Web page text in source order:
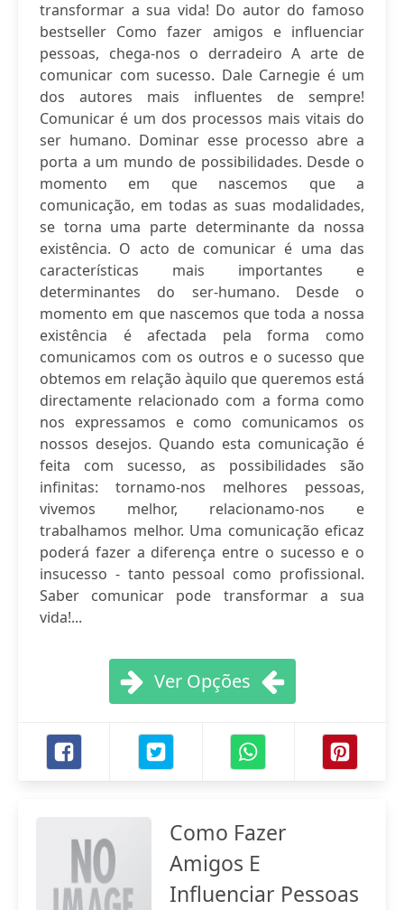
transformar a sua vida! Do autor do famoso
bestseller Como fazer amigos e influenciar
pessoas, chega-nos o derradeiro A arte de
comunicar com sucesso. Dale Carnegie é um
dos autores mais influentes de sempre!
Comunicar é um dos processos mais vitais do
ser humano. Dominar esse processo abre a
porta a um mundo de possibilidades. Desde o
momento em que nascemos que a
comunicação, em todas as suas modalidades,
se torna uma parte determinante da nossa
existência. O acto de comunicar é uma das
características mais importantes e
determinantes do ser-humano. Desde o
momento em que nascemos que toda a nossa
existência é afectada pela forma como
comunicamos com os outros e o sucesso que
obtemos em relação àquilo que queremos está
directamente relacionado com a forma como
nos expressamos e como comunicamos os
nossos desejos. Quando esta comunicação é
feita com sucesso, as possibilidades são
infinitas: tornamo-nos melhores pessoas,
vivemos melhor, relacionamo-nos e
trabalhamos melhor. Uma comunicação eficaz
poderá fazer a diferença entre o sucesso e o
insucesso - tanto pessoal como profissional.
Saber comunicar pode transformar a sua
vida!...
Ver Opções
Como Fazer
Amigos E
Influenciar Pessoas